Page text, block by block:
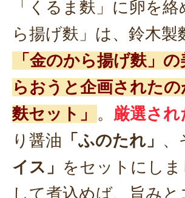
「くるま麩」に卵を
ら揚げ麩」は、鈴木
「金のから揚げ麩」
らおうと企画された
麩セット」
。 厳選され
り醤油 「ふのたれ」 、
イス」 をセットにし
して煮込めば、旨み